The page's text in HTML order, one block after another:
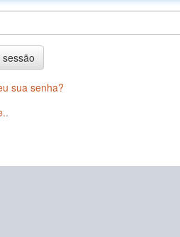
sua senha?
.